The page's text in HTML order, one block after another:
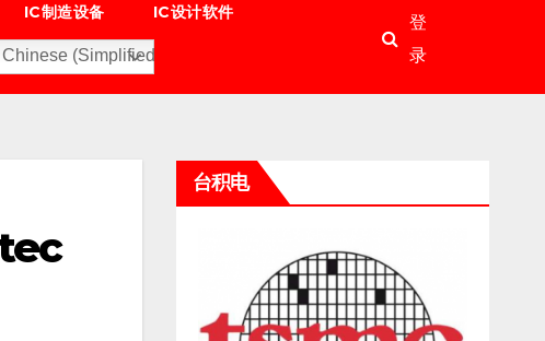
IC制造设备 IC设计软件
Chinese (Simplified)
登
录
台积电